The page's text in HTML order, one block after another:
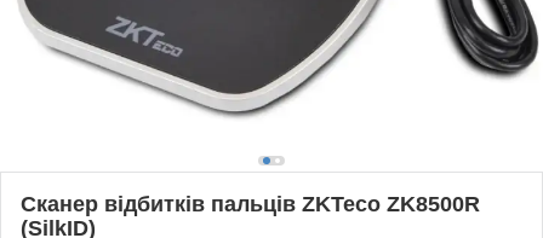
Сканер відбитків пальців ZKTeco ZK8500R
(SilkID)